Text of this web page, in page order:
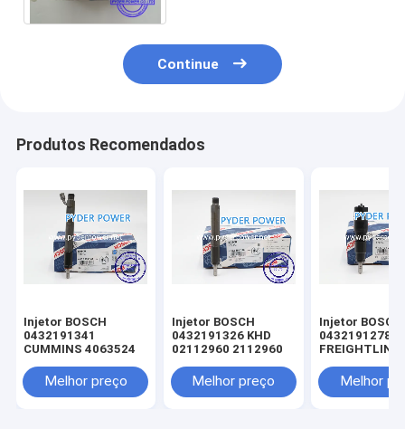
Continue
Produtos Recomendados
Injetor BOSCH
0432191341
CUMMINS 4063524
Melhor preço
Injetor BOSCH
0432191326 KHD
02112960 2112960
Melhor preço
Injetor BOSCH
0432191278
MINSK
MERCEDES-
Melhor